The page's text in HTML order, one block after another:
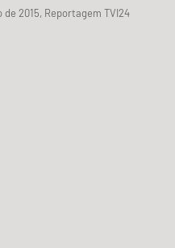
2015, Reportagem TVI24